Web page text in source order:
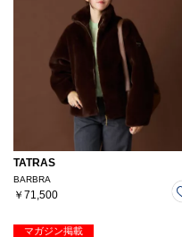
TATRAS
BARBRA
￥71,500
マガジン掲載